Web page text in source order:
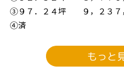
③９７．２４坪 ９，２３７
④済
もっと